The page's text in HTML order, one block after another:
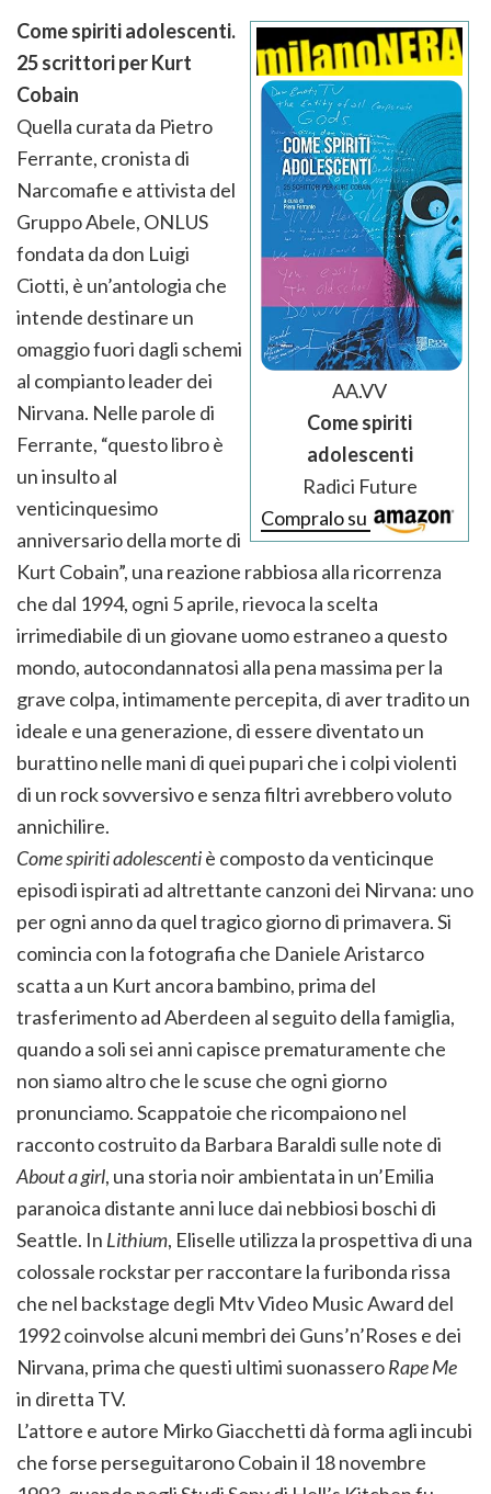
AA.VV
Come spiriti
adolescenti
Radici Future
Compralo su
Come spiriti adolescenti.
25 scrittori per Kurt
Cobain
Quella curata da Pietro
Ferrante, cronista di
Narcomafie e attivista del
Gruppo Abele, ONLUS
fondata da don Luigi
Ciotti, è un’antologia che
intende destinare un
omaggio fuori dagli schemi
al compianto leader dei
Nirvana. Nelle parole di
Ferrante, “questo libro è
un insulto al
venticinquesimo
anniversario della morte di
Kurt Cobain”, una reazione rabbiosa alla ricorrenza
che dal 1994, ogni 5 aprile, rievoca la scelta
irrimediabile di un giovane uomo estraneo a questo
mondo, autocondannatosi alla pena massima per la
grave colpa, intimamente percepita, di aver tradito un
ideale e una generazione, di essere diventato un
burattino nelle mani di quei pupari che i colpi violenti
di un rock sovversivo e senza filtri avrebbero voluto
annichilire.
Come spiriti adolescentiè composto da venticinque
episodi ispirati ad altrettante canzoni dei Nirvana: uno
per ogni anno da quel tragico giorno di primavera. Si
comincia con la fotografia che Daniele Aristarco
scatta a un Kurt ancora bambino, prima del
trasferimento ad Aberdeen al seguito della famiglia,
quando a soli sei anni capisce prematuramente che
non siamo altro che le scuse che ogni giorno
pronunciamo. Scappatoie che ricompaiono nel
racconto costruito da Barbara Baraldi sulle note di
About a girl, una storia noir ambientata in un’Emilia
paranoica distante anni luce dai nebbiosi boschi di
Seattle. In Lithium, Eliselle utilizza la prospettiva di una
colossale rockstar per raccontare la furibonda rissa
che nel backstage degli Mtv Video Music Award del
1992 coinvolse alcuni membri dei Guns’n’Roses e dei
Nirvana, prima che questi ultimi suonasseroRape Me
in diretta TV.
L’attore e autore Mirko Giacchetti dà forma agli incubi
che forse perseguitarono Cobain il 18 novembre